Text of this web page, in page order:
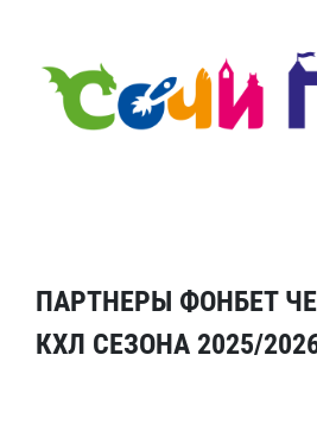
ПАРТНЕРЫ ФОНБЕТ
КХЛ СЕЗОНА 2025/